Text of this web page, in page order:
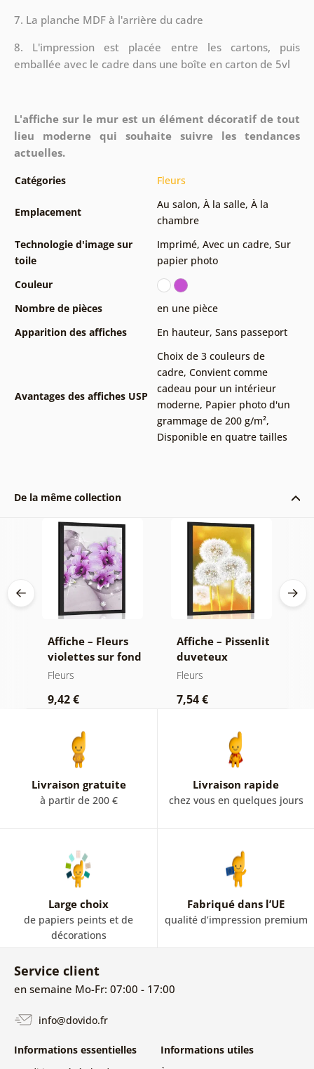
7. La planche MDF à l'arrière du cadre
8. L'impression est placée entre les cartons, puis
emballée avec le cadre dans une boîte en carton de 5vl
L'affiche sur le mur est un élément décoratif de tout
lieu moderne qui souhaite suivre les tendances
actuelles.
Catégories Fleurs
Emplacement
Au salon, À la salle, À la
chambre
Technologie d'image sur
toile
Imprimé, Avec un cadre, Sur
papier photo
Couleur
Nombre de pièces
en une pièce
Apparition des affiches
En hauteur, Sans passeport
Avantages des affiches USP
Choix de 3 couleurs de
cadre, Convient comme
cadeau pour un intérieur
moderne, Papier photo d'un
grammage de 200 g/m²,
Disponible en quatre tailles
De la même collection
Affiche – Fleurs
violettes sur fond
abstrait
Fleurs
9,42 €
Affiche – Pissenlit
duveteux
Fleurs
7,54 €
Livraison gratuite
à partir de 200 €
Livraison rapide
chez vous en quelques jours
Large choix
de papiers peints et de
décorations
Fabriqué dans l’UE
qualité d’impression premium
Service client
en semaine Mo-Fr: 07:00 - 17:00
info@dovido.fr
Informations essentielles Informations utiles